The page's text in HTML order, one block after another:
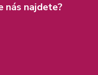
nás najdete?